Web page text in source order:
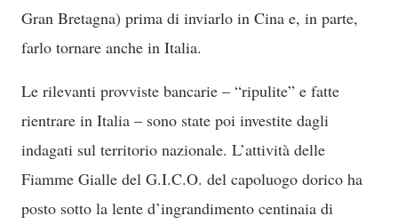
Gran Bretagna) prima di inviarlo in Cina e, in parte,
farlo tornare anche in Italia.
Le rilevanti provviste bancarie – “ripulite” e fatte
rientrare in Italia – sono state poi investite dagli
indagati sul territorio nazionale. L’attività delle
Fiamme Gialle del G.I.C.O. del capoluogo dorico ha
posto sotto la lente d’ingrandimento centinaia di